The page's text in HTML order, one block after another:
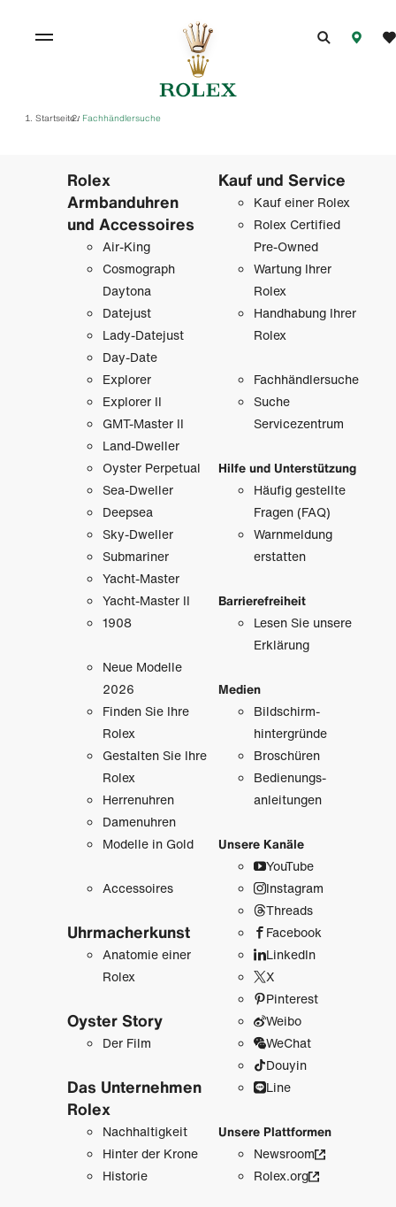
Startseite/ Fachhändlersuche
Rolex
Armbanduhren
und Accessoires
Air-King
Cosmograph
Daytona
Datejust
Lady-Datejust
Day-Date
Explorer
Explorer II
GMT-Master II
Land-Dweller
Oyster Perpetual
Sea-Dweller
Deepsea
Sky-Dweller
Submariner
Yacht-Master
Yacht-Master II
1908
Neue Modelle
2026
Finden Sie Ihre
Rolex
Gestalten Sie Ihre
Rolex
Herrenuhren
Damenuhren
Modelle in Gold
Accessoires
Uhrmacher­kunst
Anatomie einer
Rolex
Oyster Story
Der Film
Das Unternehmen
Rolex
Nachhaltigkeit
Hinter der Krone
Historie
Kauf und Service
Kauf einer Rolex
Rolex Certified
Pre-Owned
Wartung Ihrer
Rolex
Handhabung Ihrer
Rolex
Fachhändlersuche
Suche
Servicezentrum
Hilfe und Unterstützung
Häufig gestellte
Fragen (FAQ)
Warnmeldung
erstatten
Barrierefreiheit
Lesen Sie unsere
Erklärung
Medien
Bildschirm­
hintergründe
Broschüren
Bedienungs­
anleitungen
Unsere Kanäle
YouTube
Instagram
Threads
Facebook
LinkedIn
X
Pinterest
Weibo
WeChat
Douyin
Line
Unsere Plattformen
Newsroom
Rolex.org